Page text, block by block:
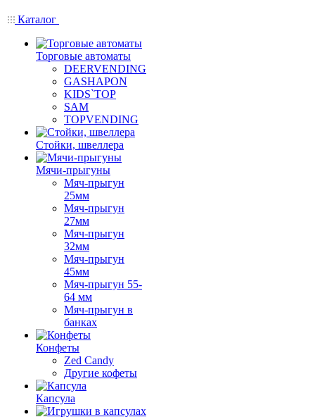
Каталог
Торговые автоматы
DEERVENDING
GASHAPON
KIDS`TOP
SAM
TOPVENDING
Стойки, швеллера
Мячи-прыгуны
Мяч-прыгун
25мм
Мяч-прыгун
27мм
Мяч-прыгун
32мм
Мяч-прыгун
45мм
Мяч-прыгун 55-
64 мм
Мяч-прыгун в
банках
Конфеты
Zed Candy
Другие кофеты
Капсула